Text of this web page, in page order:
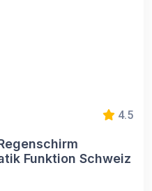
4.5
Funktion Schweiz